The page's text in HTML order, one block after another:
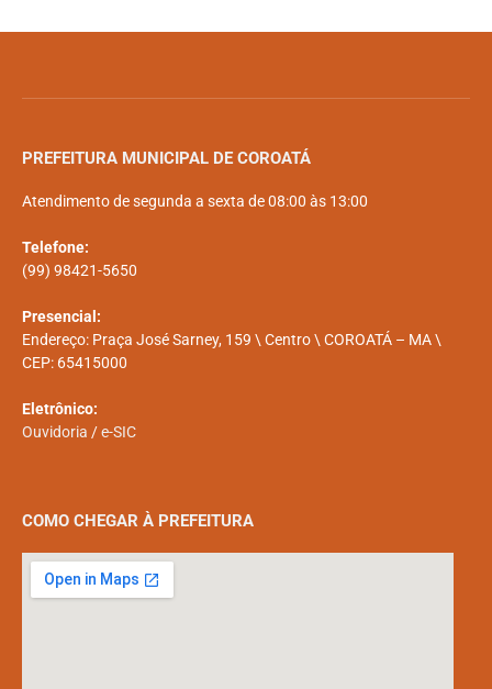
PREFEITURA MUNICIPAL DE COROATÁ
Atendimento de segunda a sexta de 08:00 às 13:00
Telefone:
(99) 98421-5650
Presencial:
Endereço: Praça José Sarney, 159 \ Centro \ COROATÁ – MA \
CEP: 65415000
Eletrônico:
Ouvidoria /e-SIC
COMO CHEGAR À PREFEITURA